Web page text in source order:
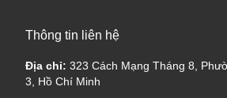
Thông tin liên hệ
Địa chỉ: 323 Cách Mạng Tháng 8,
3, Hồ Chí Minh